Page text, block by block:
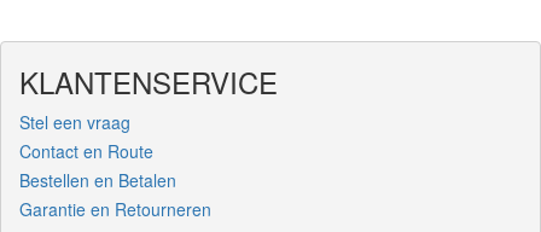
KLANTENSERVICE
Stel een vraag
Contact en Route
Bestellen en Betalen
Garantie en Retourneren